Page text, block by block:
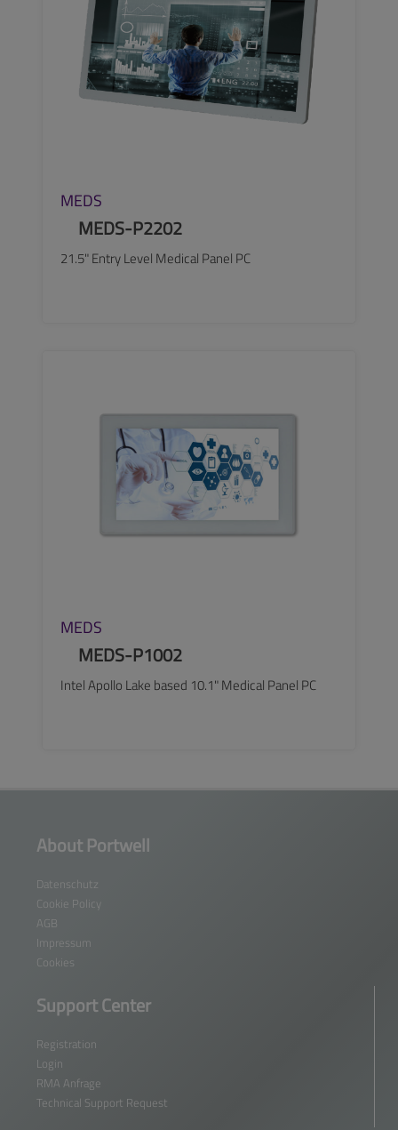
MEDS
MEDS-P2202
21.5" Entry Level Medical Panel PC
MEDS
MEDS-P1002
Intel Apollo Lake based 10.1" Medical Panel PC
SEE MORE
About Portwell
Datenschutz
Cookie Policy
AGB
Impressum
Cookies
Support Center
Registration
Login
RMA Anfrage
Technical Support Request